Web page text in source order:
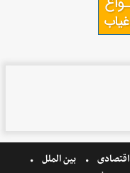
اقتصادی
بین الملل